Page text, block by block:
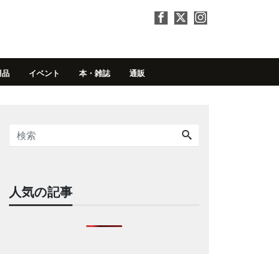
品 イベント 本・雑誌 通販
人気の記事